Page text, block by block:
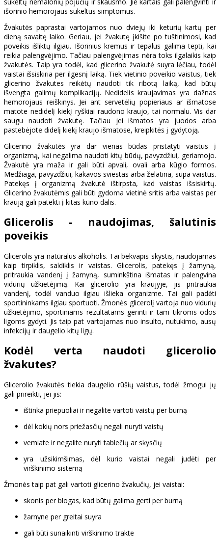
išorinio hemorojaus sukeltus simptomus.
Žvakutės paprastai vartojamos nuo dviejų iki keturių kartų per
dieną savaitę laiko. Geriau, jei žvakutę įkišite po tuštinimosi, kad
poveikis išliktų ilgiau. Išorinius kremus ir tepalus galima tepti, kai
reikia palengvėjimo. Tačiau palengvėjimas nėra toks ilgalaikis kaip
žvakutės. Taip yra todėl, kad glicerino žvakutė suyra lėčiau, todėl
vaistai išsiskiria per ilgesnį laiką. Tiek vietinio poveikio vaistus, tiek
glicerino žvakutes reikėtų naudoti tik ribotą laiką, kad būtų
išvengta galimų komplikacijų. Nedidelis kraujavimas yra dažnas
hemorojaus reiškinys. Jei ant servetėlių popieriaus ar išmatose
matote nedidelį kiekį ryškiai raudono kraujo, tai normalu. Vis dar
saugu naudoti žvakutę. Tačiau jei išmatos yra juodos arba
pastebėjote didelį kiekį kraujo išmatose, kreipkitės į gydytoją.
Glicerino žvakutės yra dar vienas būdas pristatyti vaistus į
organizmą, kai negalima naudoti kitų būdų, pavyzdžiui, geriamojo.
Žvakutė yra maža ir gali būti apvali, ovali arba kūgio formos.
Medžiaga, pavyzdžiui, kakavos sviestas arba želatina, supa vaistus.
Patekęs į organizmą žvakutė ištirpsta, kad vaistas išsiskirtų.
Glicerino žvakutėmis gali būti gydoma vietinė sritis arba vaistas per
kraują gali patekti į kitas kūno dalis.
Glicerolis - naudojimas, šalutinis
poveikis
Glicerolis yra natūralus alkoholis. Tai bekvapis skystis, naudojamas
kaip tirpiklis, saldiklis ir vaistas. Glicerolis, patekęs į žarnyną,
pritraukia vandenį į žarnyną, suminkština išmatas ir palengvina
vidurių užkietėjimą. Kai glicerolio yra kraujyje, jis pritraukia
vandenį, todėl vanduo ilgiau išlieka organizme. Tai gali padėti
sportininkams ilgiau sportuoti. Žmonės glicerolį vartoja nuo vidurių
užkietėjimo, sportiniams rezultatams gerinti ir tam tikroms odos
ligoms gydyti. Jis taip pat vartojamas nuo insulto, nutukimo, ausų
infekcijų ir daugelio kitų ligų.
Kodėl verta naudoti glicerolio
žvakutes?
Glicerolio žvakutės tiekia daugelio rūšių vaistus, todėl žmogui jų
gali prireikti, jei jis:
ištinka priepuoliai ir negalite vartoti vaistų per burną
dėl kokių nors priežasčių negali nuryti vaistų
vemiate ir negalite nuryti tablečių ar skysčių
yra užsikimšimas, dėl kurio vaistai negali judėti per
virškinimo sistemą
Žmonės taip pat gali vartoti glicerino žvakučių, jei vaistai:
skonis per blogas, kad būtų galima gerti per burną
žarnyne per greitai suyra
gali būti sunaikinti virškinimo trakte